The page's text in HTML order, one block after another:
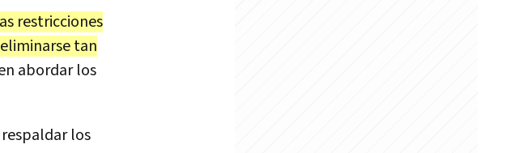
restricciones
tan
abordar los
los